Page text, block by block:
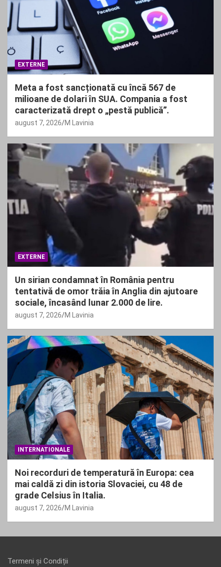
EXTERNE
Meta a fost sancționată cu încă 567 de
milioane de dolari în SUA. Compania a fost
caracterizată drept o „pestă publică”.
august 7, 2026 M Lavinia
EXTERNE
Un sirian condamnat în România pentru
tentativă de omor trăia în Anglia din ajutoare
sociale, încasând lunar 2.000 de lire.
august 7, 2026 M Lavinia
INTERNATIONALE
Noi recorduri de temperatură în Europa: cea
mai caldă zi din istoria Slovaciei, cu 48 de
grade Celsius în Italia.
august 7, 2026 M Lavinia
Termeni și Condiții